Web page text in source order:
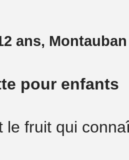
ans, Montauban
pour enfants
le fruit qui